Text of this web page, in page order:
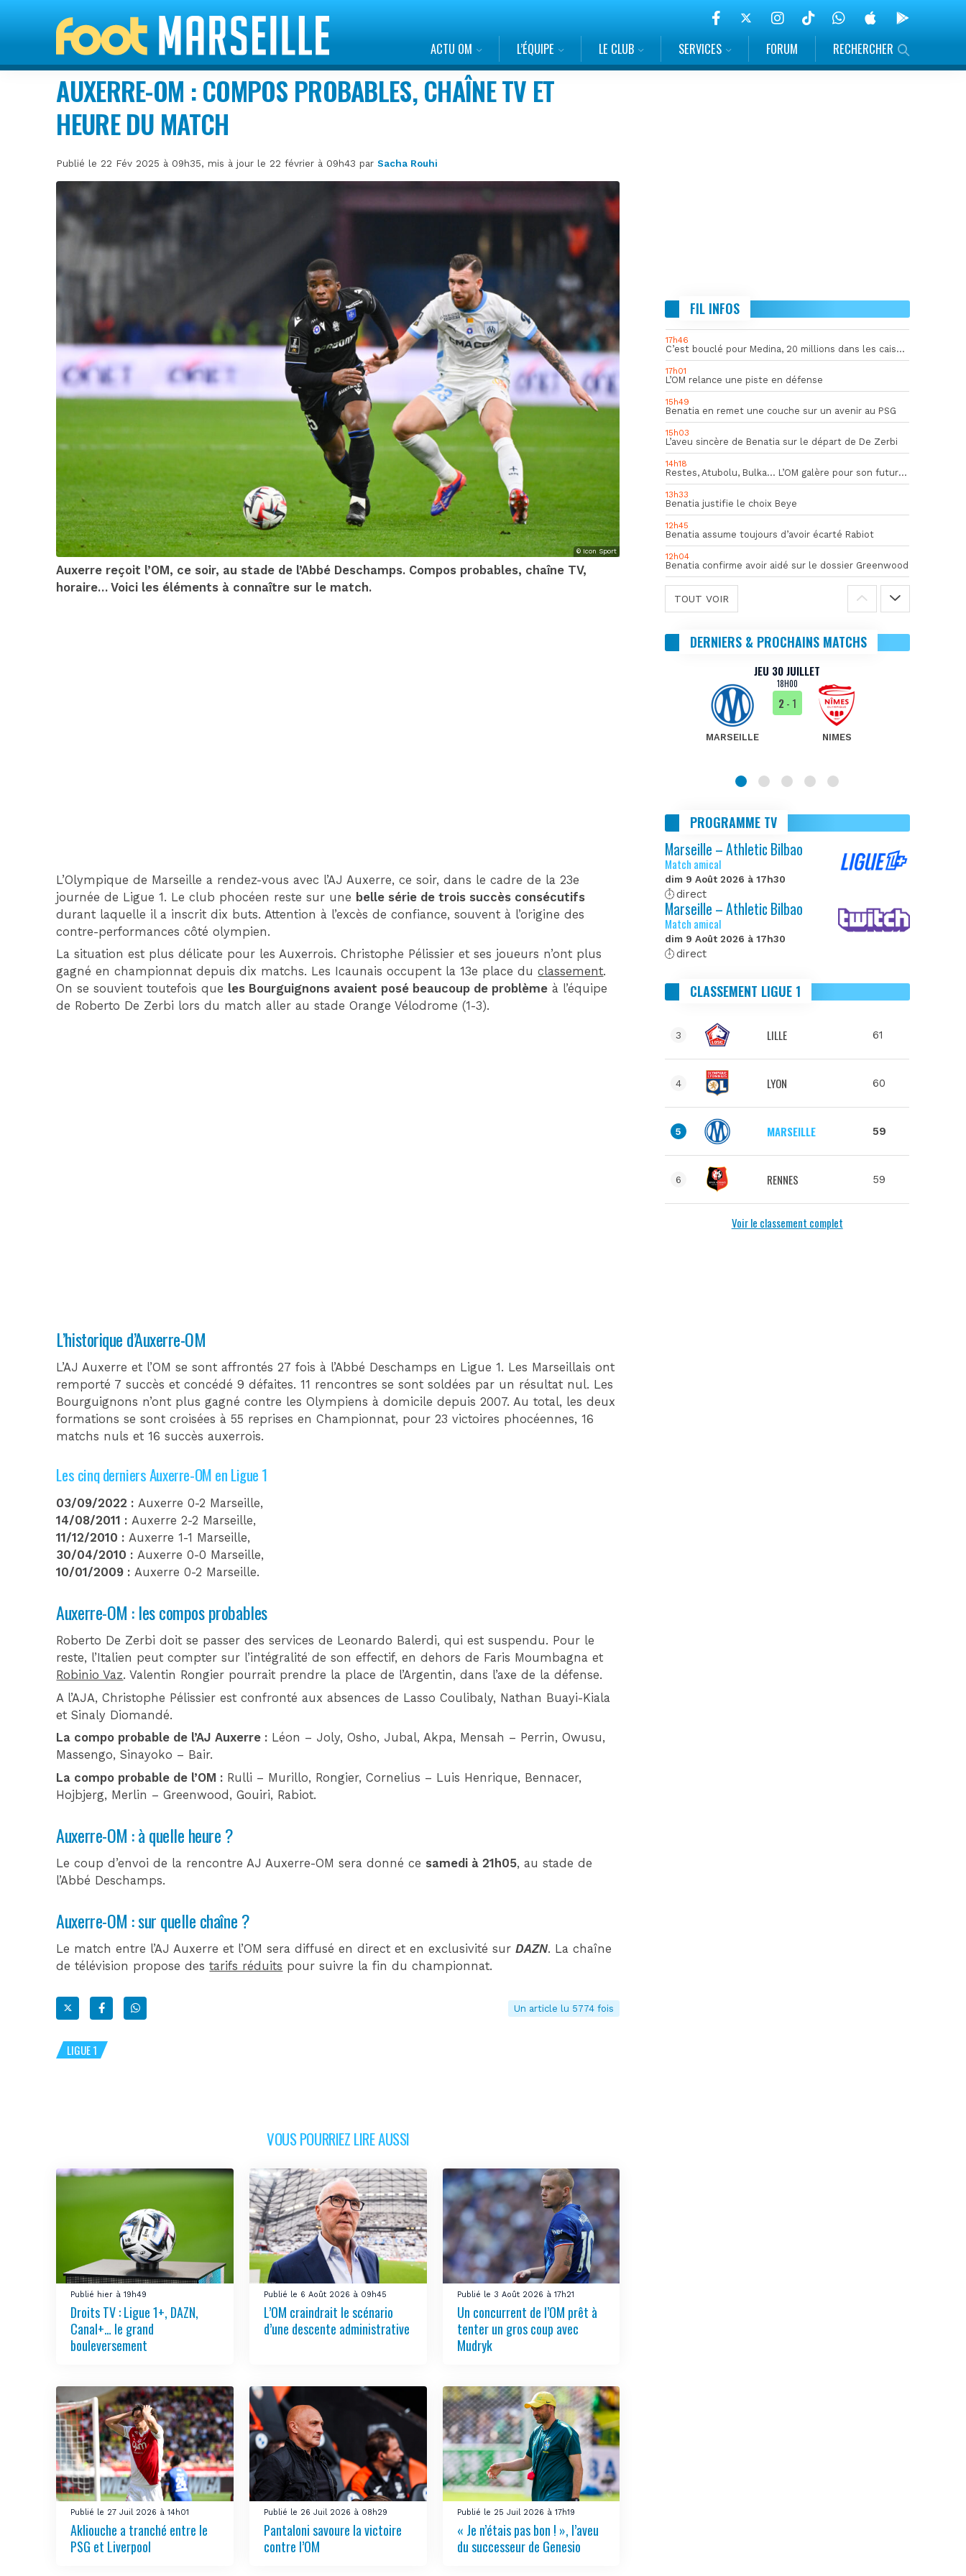
ACTU OM L’ÉQUIPE LE CLUB SERVICES FORUM RECHERCHER
AUXERRE-OM : COMPOS PROBABLES, CHAÎNE TV ET
HEURE DU MATCH
Publié le 22 Fév 2025 à 09h35, mis à jour le 22 février à 09h43 parSacha Rouhi
© Icon Sport
Auxerre reçoit l’OM, ce soir, au stade de l’Abbé Deschamps. Compos probables, chaîne TV,
horaire… Voici les éléments à connaître sur le match.
L’Olympique de Marseille a rendez-vous avec l’AJ Auxerre, ce soir, dans le cadre de la 23e
journée de Ligue 1. Le club phocéen reste sur une belle série de trois succès consécutifs
durant laquelle il a inscrit dix buts. Attention à l’excès de confiance, souvent à l’origine des
contre-performances côté olympien.
La situation est plus délicate pour les Auxerrois. Christophe Pélissier et ses joueurs n’ont plus
gagné en championnat depuis dix matchs. Les Icaunais occupent la 13e place duclassement.
On se souvient toutefois que les Bourguignons avaient posé beaucoup de problème à l’équipe
de Roberto De Zerbi lors du match aller au stade Orange Vélodrome (1-3).
L’historique d’Auxerre-OM
L’AJ Auxerre et l’OM se sont affrontés 27 fois à l’Abbé Deschamps en Ligue 1. Les Marseillais ont
remporté 7 succès et concédé 9 défaites. 11 rencontres se sont soldées par un résultat nul. Les
Bourguignons n’ont plus gagné contre les Olympiens à domicile depuis 2007. Au total, les deux
formations se sont croisées à 55 reprises en Championnat, pour 23 victoires phocéennes, 16
matchs nuls et 16 succès auxerrois.
Les cinq derniers Auxerre-OM en Ligue 1
03/09/2022 : Auxerre 0-2 Marseille,
14/08/2011 : Auxerre 2-2 Marseille,
11/12/2010 : Auxerre 1-1 Marseille,
30/04/2010 : Auxerre 0-0 Marseille,
10/01/2009 : Auxerre 0-2 Marseille.
Auxerre-OM : les compos probables
Roberto De Zerbi doit se passer des services de Leonardo Balerdi, qui est suspendu. Pour le
reste, l’Italien peut compter sur l’intégralité de son effectif, en dehors de Faris Moumbagna et
Robinio Vaz. Valentin Rongier pourrait prendre la place de l’Argentin, dans l’axe de la défense.
A l’AJA, Christophe Pélissier est confronté aux absences de Lasso Coulibaly, Nathan Buayi-Kiala
et Sinaly Diomandé.
La compo probable de l’AJ Auxerre : Léon – Joly, Osho, Jubal, Akpa, Mensah – Perrin, Owusu,
Massengo, Sinayoko – Bair.
La compo probable de l’OM : Rulli – Murillo, Rongier, Cornelius – Luis Henrique, Bennacer,
Hojbjerg, Merlin – Greenwood, Gouiri, Rabiot.
Auxerre-OM : à quelle heure ?
Le coup d’envoi de la rencontre AJ Auxerre-OM sera donné ce samedi à 21h05, au stade de
l’Abbé Deschamps.
Auxerre-OM : sur quelle chaîne ?
Le match entre l’AJ Auxerre et l’OM sera diffusé en direct et en exclusivité surDAZN. La chaîne
de télévision propose destarifs réduits pour suivre la fin du championnat.
Un article lu 5774 fois
LIGUE 1
VOUS POURRIEZ LIRE AUSSI
Publié hier à 19h49
Droits TV : Ligue 1+, DAZN,
Canal+… le grand
bouleversement
Publié le 6 Août 2026 à 09h45
L’OM craindrait le scénario
d’une descente administrative
Publié le 3 Août 2026 à 17h21
Un concurrent de l’OM prêt à
tenter un gros coup avec
Mudryk
Publié le 27 Juil 2026 à 14h01
Akliouche a tranché entre le
PSG et Liverpool
Publié le 26 Juil 2026 à 08h29
Pantaloni savoure la victoire
contre l’OM
Publié le 25 Juil 2026 à 17h19
« Je n’étais pas bon ! », l’aveu
du successeur de Genesio
FIL INFOS
17h46
C’est bouclé pour Medina, 20 millions dans les caisses de l’OM
17h01
L’OM relance une piste en défense
15h49
Benatia en remet une couche sur un avenir au PSG
15h03
L’aveu sincère de Benatia sur le départ de De Zerbi
14h18
Restes, Atubolu, Bulka… L’OM galère pour son futur gardien numéro 1
13h33
Benatia justifie le choix Beye
12h45
Benatia assume toujours d’avoir écarté Rabiot
12h04
Benatia confirme avoir aidé sur le dossier Greenwood
TOUT VOIR
DERNIERS & PROCHAINS MATCHS
JEU 30 JUILLET
18H00
MARSEILLE
2- 1
NIMES
PROGRAMME TV
Marseille – Athletic Bilbao
Match amical
dim 9 Août 2026 à 17h30
direct
Marseille – Athletic Bilbao
Match amical
dim 9 Août 2026 à 17h30
direct
CLASSEMENT LIGUE 1
3 LILLE 61
4 LYON 60
5 MARSEILLE 59
6 RENNES 59
Voir le classement complet